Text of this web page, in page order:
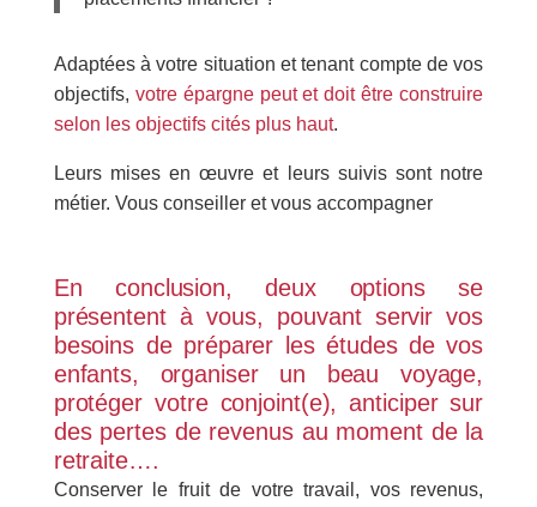
Adaptées à votre situation et tenant compte de vos
objectifs, votre épargne peut et doit être construire
selon les objectifs cités plus haut.
Leurs mises en œuvre et leurs suivis sont notre
métier. Vous conseiller et vous accompagner
En conclusion, deux options se
présentent à vous, pouvant servir vos
besoins de préparer les études de vos
enfants, organiser un beau voyage,
protéger votre conjoint(e), anticiper sur
des pertes de revenus au moment de la
retraite….
Conserver le fruit de votre travail, vos revenus,